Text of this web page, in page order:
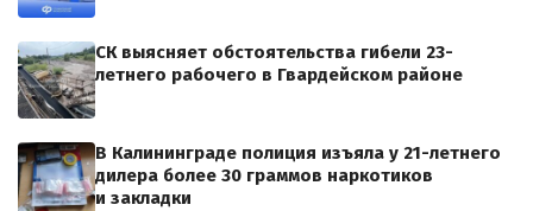
СК выясняет обстоятельства гибели 23-
летнего рабочего в Гвардейском районе
В Калининграде полиция изъяла у 21-летнего
дилера более 30 граммов наркотиков
и закладки